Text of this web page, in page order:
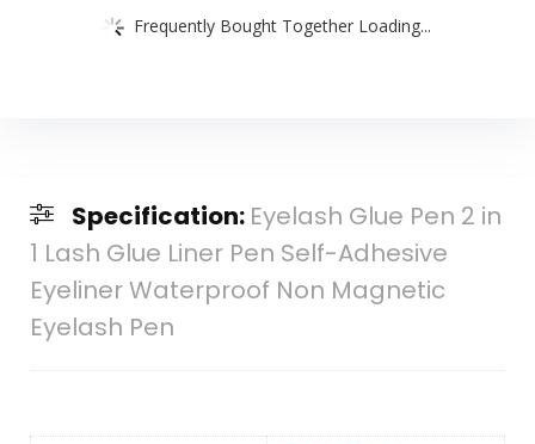
Frequently Bought Together Loading...
Specification: Eyelash Glue Pen 2 in
1 Lash Glue Liner Pen Self-Adhesive
Eyeliner Waterproof Non Magnetic
Eyelash Pen